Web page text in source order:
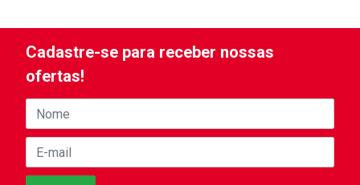
Cadastre-se para receber nossas
ofertas!